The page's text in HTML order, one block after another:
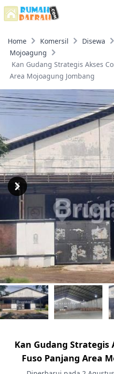
Home Komersil Disewa
Mojoagung
Kan Gudang Strategis Akses
Area Mojoagung Jombang
Previous
Next
Kan Gudang Strategis
Fuso Panjang Area